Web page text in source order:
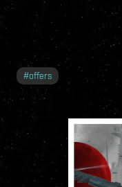
#offers